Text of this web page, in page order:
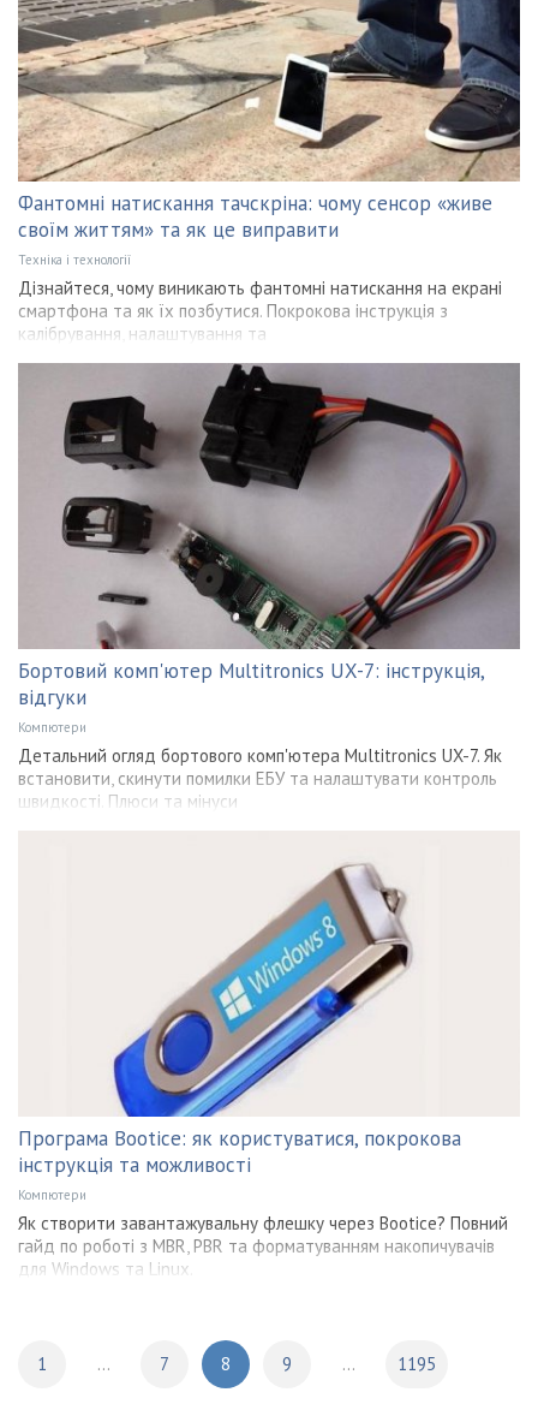
Фантомні натискання тачскріна: чому сенсор «живе
своїм життям» та як це виправити
Техніка і технології
Дізнайтеся, чому виникають фантомні натискання на екрані
смартфона та як їх позбутися. Покрокова інструкція з
калібрування, налаштування та
Бортовий комп'ютер Multitronics UX-7: інструкція,
відгуки
Компютери
Детальний огляд бортового комп'ютера Multitronics UX-7. Як
встановити, скинути помилки ЕБУ та налаштувати контроль
швидкості. Плюси та мінуси
Програма Bootice: як користуватися, покрокова
інструкція та можливості
Компютери
Як створити завантажувальну флешку через Bootice? Повний
гайд по роботі з MBR, PBR та форматуванням накопичувачів
для Windows та Linux.
1 ... 7 8 9 ... 1195